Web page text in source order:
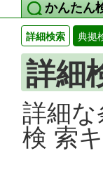
かんたん
詳細検索 典拠
詳細
詳細
検 索